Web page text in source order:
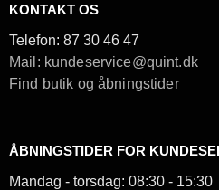
KONTAKT OS
Telefon: 87 30 46 47
Mail: kundeservice@quint.dk
Find butik og åbningstider
ÅBNINGSTIDER FOR
Mandag - torsdag: 08:30 - 15:30